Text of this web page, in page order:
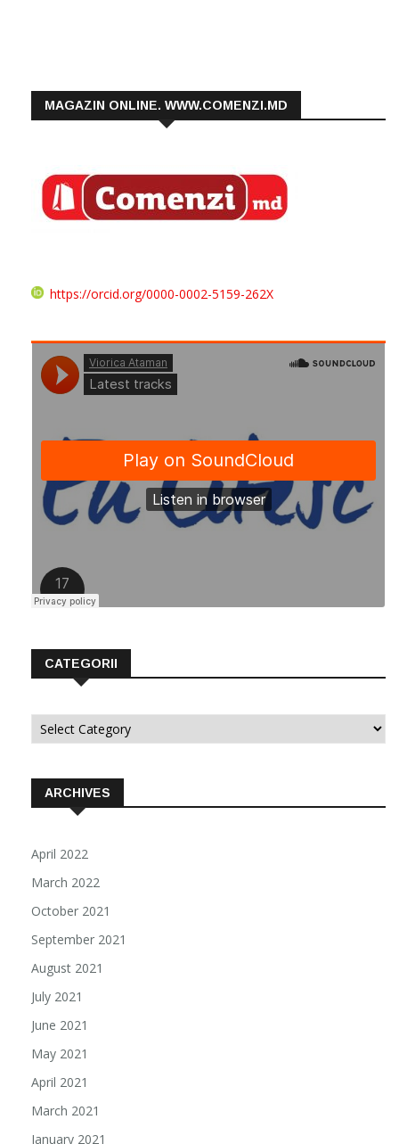
MAGAZIN ONLINE. WWW.COMENZI.MD
https://orcid.org/0000-0002-5159-262X
CATEGORII
Categorii
ARCHIVES
April 2022
March 2022
October 2021
September 2021
August 2021
July 2021
June 2021
May 2021
April 2021
March 2021
January 2021